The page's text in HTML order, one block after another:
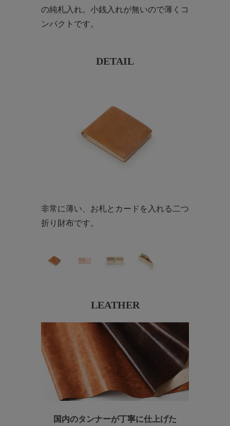
の純札入れ。小銭入れが無いので薄くコ
ンパクトです。
DETAIL
非常に薄い、お札とカードを入れる二つ
折り財布です。
LEATHER
国内のタンナーが丁寧に仕上げた